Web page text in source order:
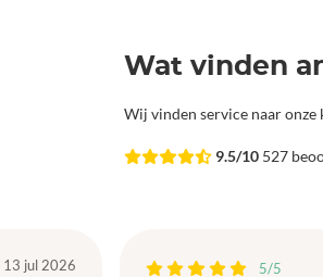
Wat vinden
Wij vinden service naar
9.5/10527
13 jul 2026 5/5